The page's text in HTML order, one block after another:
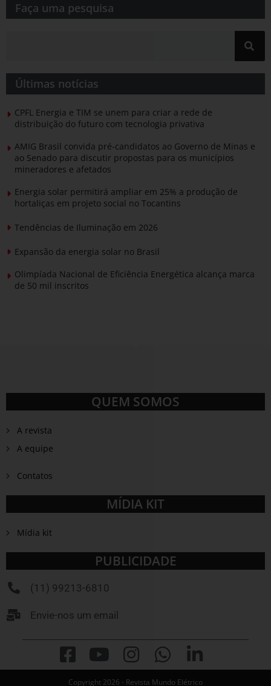
Faça uma pesquisa​​
Últimas notícias
CPFL Energia e TIM se unem para criar a rede de
distribuição do futuro com tecnologia privativa
AMIG Brasil convida pré-candidatos ao Governo de Minas e
ao Senado para discutir propostas para os municípios
mineradores e afetados
Energia solar permitirá ampliar em 25% a produção de
hortaliças em projeto social no Tocantins
Tendências de Iluminação em 2026
Expansão da energia solar no Brasil
Olimpíada Nacional de Eficiência Energética alcança marca
de 50 mil inscritos
QUEM SOMOS
A revista
A equipe
Contatos
MÍDIA KIT
Mídia kit
PUBLICIDADE
(11) 99213-6810
Envie-nos um email
Copyright 2026 - Revista Mundo Elétrico